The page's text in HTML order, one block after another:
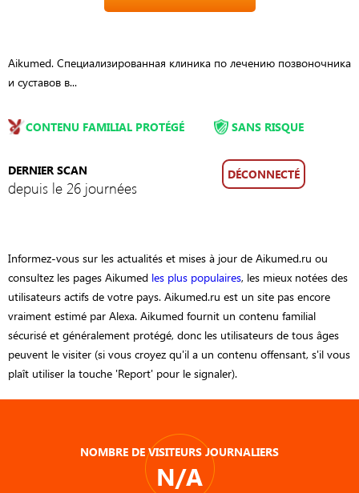
Aikumed. Специализированная клиника по лечению позвоночника
и суставов в...
CONTENU FAMILIAL PROTÉGÉ
DERNIER SCAN
depuis le 26 journées
SANS RISQUE
DÉCONNECTÉ
Informez-vous sur les actualités et mises à jour de Aikumed.ru ou
consultez les pages Aikumed les plus populaires, les mieux notées des
utilisateurs actifs de votre pays. Aikumed.ru est un site pas encore
vraiment estimé par Alexa. Aikumed fournit un contenu familial
sécurisé et généralement protégé, donc les utilisateurs de tous âges
peuvent le visiter (si vous croyez qu'il a un contenu offensant, s'il vous
plaît utiliser la touche 'Report' pour le signaler).
NOMBRE DE VISITEURS JOURNALIERS
N/A